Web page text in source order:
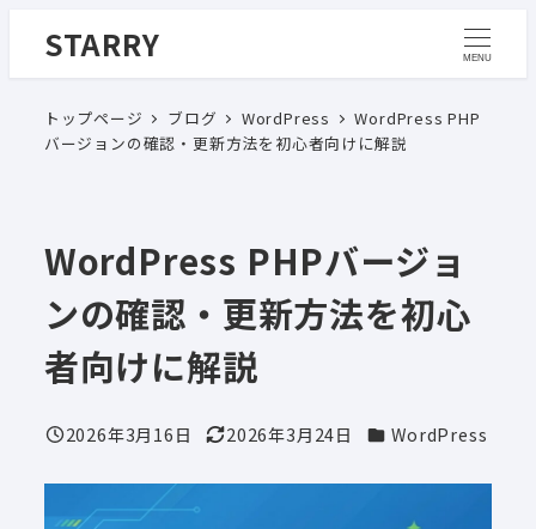
STARRY MENU
トップページ ブログ WordPress
WordPress PHP
バージョンの確認・更新方法を初心者向けに解説
WordPress PHPバージョ
ンの確認・更新方法を初心
者向けに解説
投稿日
2026年3月16日
更新日
2026年3月24日 カテゴリー
WordPress